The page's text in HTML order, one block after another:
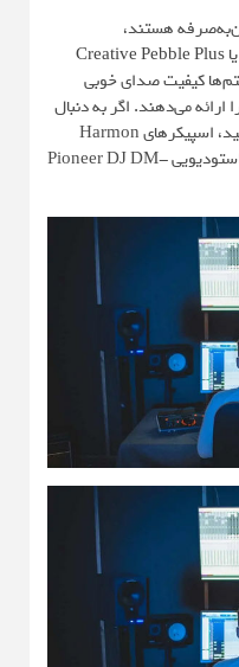
هستند،
Creative Pebble
کیفیت صدای خوبی
می‌دهند. اگر به دنبال
طراحی شیک‌تر و صدای قدرتمندتر هستید، اسپیکرهای Harmon
Kardon SoundSticks 4 یا مانیتورهای استودیویی Pioneer DJ DM-